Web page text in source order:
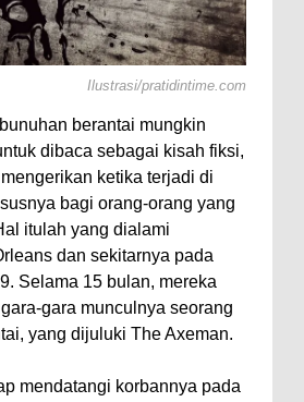
Ilustrasi/pratidintime.com
berantai mungkin
dibaca sebagai kisah fiksi,
ketika terjadi di
bagi orang-orang yang
itulah yang dialami
dan sekitarnya pada
Selama 15 bulan, mereka
gara munculnya seorang
yang dijuluki The Axeman.
mendatangi korbannya pada